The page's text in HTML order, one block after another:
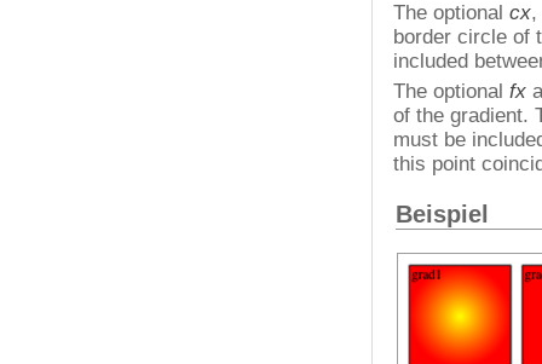
The optional cx,
border circle of
included
The optional fx
of the gradient.
must be
this point
Beispiel